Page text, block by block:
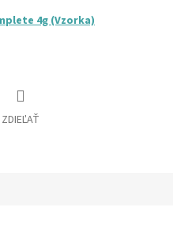
4g (Vzorka)
ZDIEĽAŤ